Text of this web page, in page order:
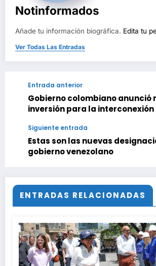
Notinformados
Añade tu información biográfica. Edita tu
Ver Todas Las Entradas
Entrada anterior
Gobierno colombiano anunció
inversión para la
Siguiente entrada
Estas son las nuevas
gobierno venezolano
ENTRADAS RELACIONADAS